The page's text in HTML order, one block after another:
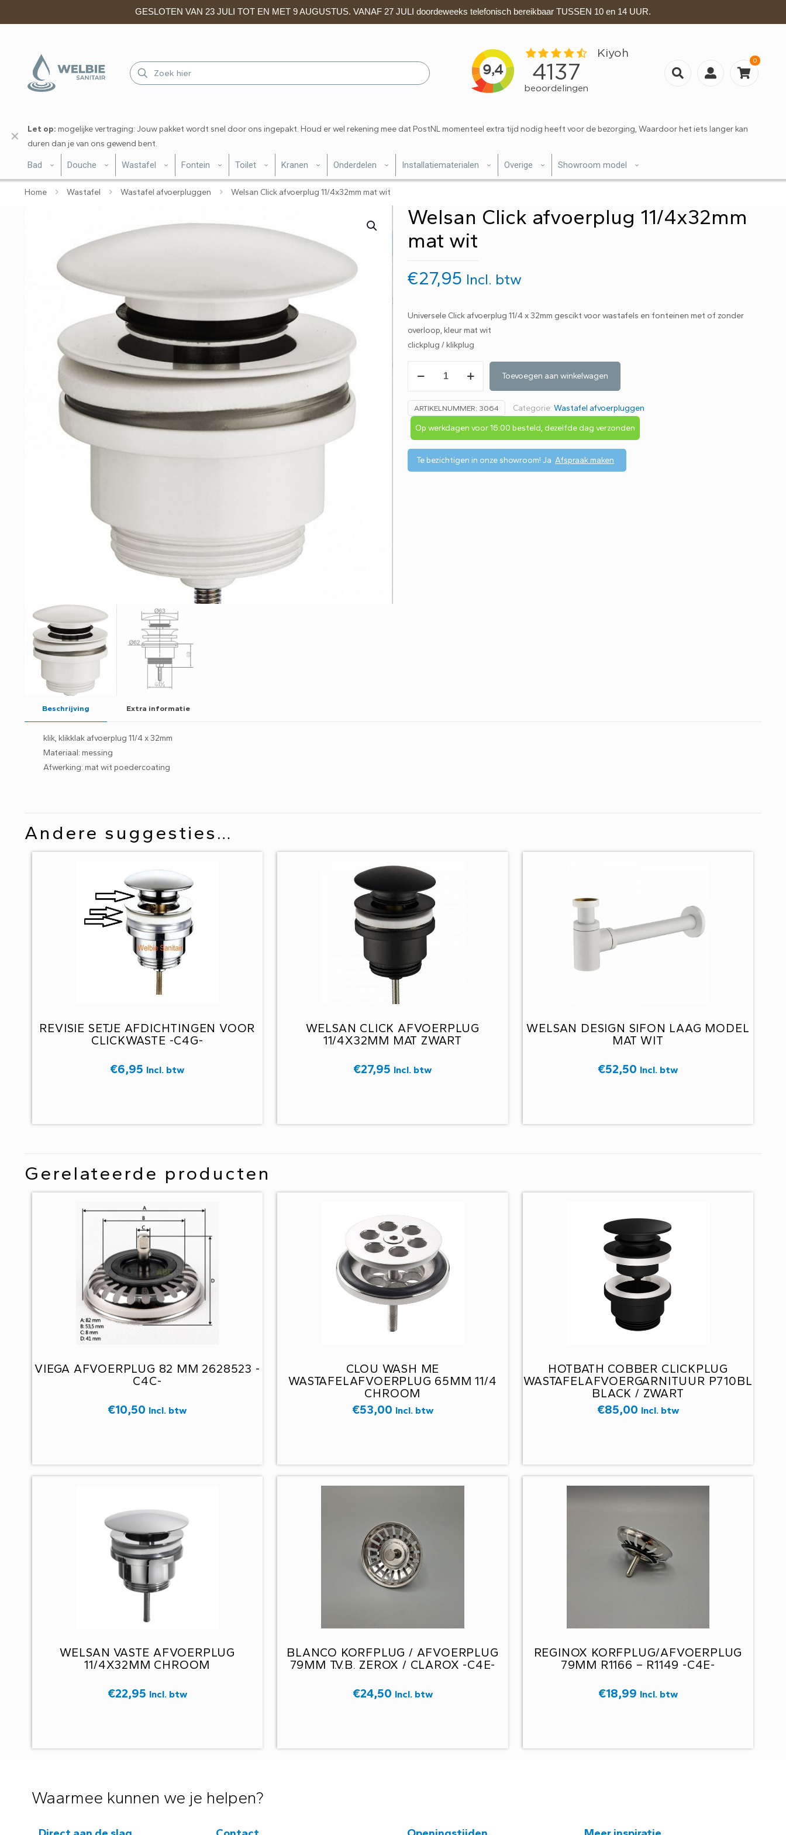
GESLOTEN VAN 23 JULI TOT EN MET 9 AUGUSTUS. VANAF 27 JULI doordeweeks telefonisch bereikbaar TUSSEN 10 en 14 UUR.
0
Let op: mogelijke vertraging: Jouw pakket wordt snel door ons ingepakt. Houd er wel rekening mee dat PostNL momenteel extra tijd nodig heeft voor de bezorging, Waardoor het iets langer kan
duren dan je van ons gewend bent.
✕
Bad Douche Wastafel Fontein Toilet Kranen Onderdelen Installatiematerialen Overige Showroom model
Home Wastafel Wastafel afvoerpluggen Welsan Click afvoerplug 11/4x32mm mat wit
Welsan Click afvoerplug 11/4x32mm
mat wit
€27,95 Incl. btw
Universele Click afvoerplug 11/4 x 32mm gescikt voor wastafels en fonteinen met of zonder
overloop, kleur mat wit
clickplug / klikplug
11/4x32mm
mat
wit
aantal
Toevoegen aan winkelwagen
ARTIKELNUMMER: 3064 Categorie:Wastafel afvoerpluggen
Op werkdagen voor 16:00 besteld, dezelfde dag verzonden
Te bezichtigen in onze showroom!Ja Afspraak maken
Beschrijving Extra informatie
klik, klikklak afvoerplug 11/4 x 32mm
Materiaal: messing
Afwerking: mat wit poedercoating
Andere suggesties…
REVISIE SETJE AFDICHTINGEN VOOR
CLICKWASTE -C4G-
€6,95 Incl. btw
WELSAN CLICK AFVOERPLUG
11/4X32MM MAT ZWART
€27,95 Incl. btw
WELSAN DESIGN SIFON LAAG MODEL
MAT WIT
€52,50 Incl. btw
Gerelateerde producten
VIEGA AFVOERPLUG 82 MM 2628523 -
C4C-
€10,50 Incl. btw
CLOU WASH ME
WASTAFELAFVOERPLUG 65MM 11/4
CHROOM
€53,00 Incl. btw
HOTBATH COBBER CLICKPLUG
WASTAFELAFVOERGARNITUUR P710BL
BLACK / ZWART
€85,00 Incl. btw
WELSAN VASTE AFVOERPLUG
11/4X32MM CHROOM
€22,95 Incl. btw
BLANCO KORFPLUG / AFVOERPLUG
79MM T.V.B. ZEROX / CLAROX -C4E-
€24,50 Incl. btw
REGINOX KORFPLUG/AFVOERPLUG
79MM R1166 – R1149 -C4E-
€18,99 Incl. btw
Waarmee kunnen we je helpen?